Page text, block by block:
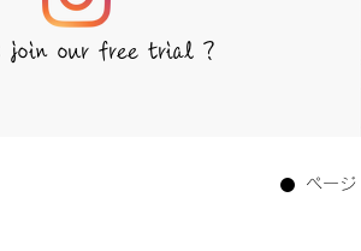
join our free trial ?
ページ